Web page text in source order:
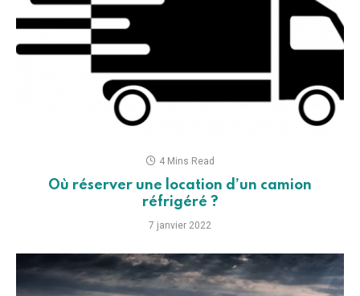
4 Mins Read
Où réserver une location d’un camion
réfrigéré ?
7 janvier 2022